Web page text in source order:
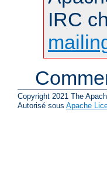
IRC
Copyright 2021 The
Autorisé sous Apache